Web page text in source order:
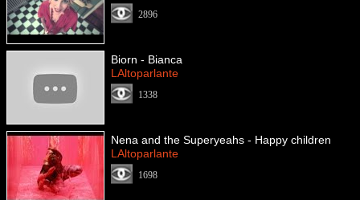
2896
Biorn - Bianca
LAltoparlante
1338
Nena and the Superyeahs - Happy children
LAltoparlante
1698